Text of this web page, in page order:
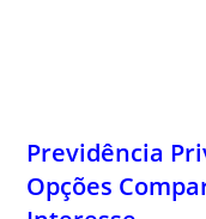
Previdência
Opções